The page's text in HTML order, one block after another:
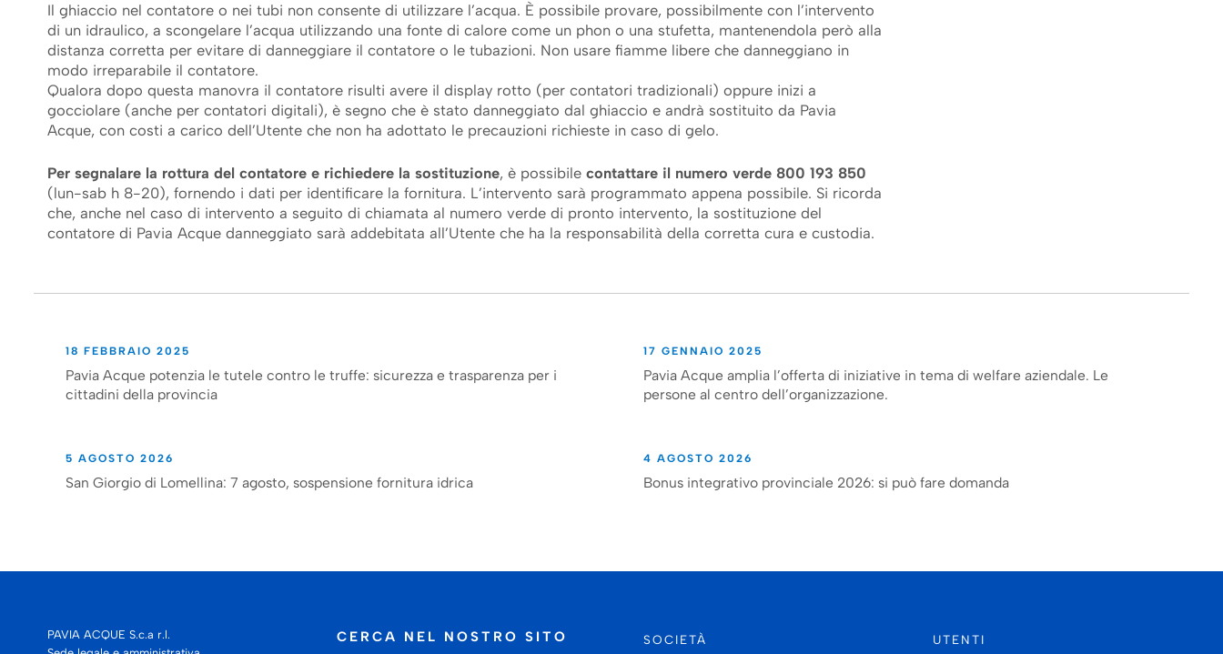
Il ghiaccio nel contatore o nei tubi non consente di utilizzare l’acqua. È possibile provare, possibilmente con l’intervento
di un idraulico, a scongelare l’acqua utilizzando una fonte di calore come un phon o una stufetta, mantenendola però alla
distanza corretta per evitare di danneggiare il contatore o le tubazioni. Non usare fiamme libere che danneggiano in
modo irreparabile il contatore.
Qualora dopo questa manovra il contatore risulti avere il display rotto (per contatori tradizionali) oppure inizi a
gocciolare (anche per contatori digitali), è segno che è stato danneggiato dal ghiaccio e andrà sostituito da Pavia
Acque, con costi a carico dell’Utente che non ha adottato le precauzioni richieste in caso di gelo.
Per segnalare la rottura del contatore e richiedere la sostituzione, è possibile contattare il numero verde 800 193 850
(lun-sab h 8-20), fornendo i dati per identificare la fornitura. L’intervento sarà programmato appena possibile. Si ricorda
che, anche nel caso di intervento a seguito di chiamata al numero verde di pronto intervento, la sostituzione del
contatore di Pavia Acque danneggiato sarà addebitata all’Utente che ha la responsabilità della corretta cura e custodia.
18 FEBBRAIO 2025
Pavia Acque potenzia le tutele contro le truffe: sicurezza e trasparenza per i
cittadini della provincia
17 GENNAIO 2025
Pavia Acque amplia l’offerta di iniziative in tema di welfare aziendale. Le
persone al centro dell’organizzazione.
5 AGOSTO 2026
San Giorgio di Lomellina: 7 agosto, sospensione fornitura idrica
4 AGOSTO 2026
Bonus integrativo provinciale 2026: si può fare domanda
PAVIA ACQUE S.c.a r.l.
CERCA NEL NOSTRO SITO SOCIETÀ UTENTI